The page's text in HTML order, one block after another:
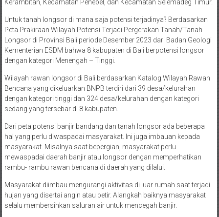
Kerambitan, Kecamatan Penebel, dan Kecamatan Selemadeg Timur.
Untuk tanah longsor di mana saja potensi terjadinya? Berdasarkan
Peta Prakiraan Wilayah Potensi Terjadi Pergerakan Tanah/Tanah
Longsor di Provinsi Bali periode Desember 2023 dari Badan Geologi
Kementerian ESDM bahwa 8 kabupaten di Bali berpotensi longsor
dengan kategori Menengah – Tinggi.
Wilayah rawan longsor di Bali berdasarkan Katalog Wilayah Rawan
Bencana yang dikeluarkan BNPB terdiri dari 39 desa/kelurahan
dengan kategori tinggi dan 324 desa/kelurahan dengan kategori
sedang yang tersebar di 8 kabupaten.
Dari peta potensi banjir bandang dan tanah longsor ada beberapa
hal yang perlu diwaspadai masyarakat. Ini juga imbauan kepada
masyarakat. Misalnya saat bepergian, masyarakat perlu
mewaspadai daerah banjir atau longsor dengan memperhatikan
rambu- rambu rawan bencana di daerah yang dilalui.
Masyarakat diimbau mengurangi aktivitas di luar rumah saat terjadi
hujan yang disertai angin atau petir. Alangkah baiknya masyarakat
selalu membersihkan saluran air untuk mencegah banjir.